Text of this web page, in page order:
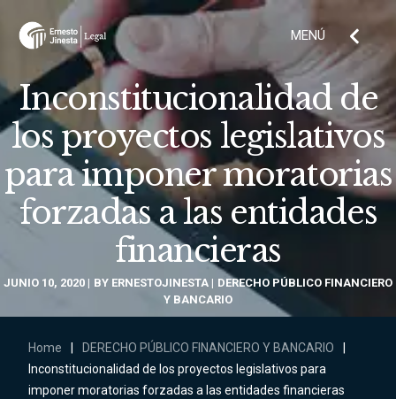
MENÚ
Inconstitucionalidad de
los proyectos legislativos
para imponer moratorias
forzadas a las entidades
financieras
JUNIO 10, 2020 BY ERNESTOJINESTA
DERECHO PÚBLICO FINANCIERO
Y BANCARIO
Home DERECHO PÚBLICO FINANCIERO Y BANCARIO
Inconstitucionalidad de los proyectos legislativos para
imponer moratorias forzadas a las entidades financieras